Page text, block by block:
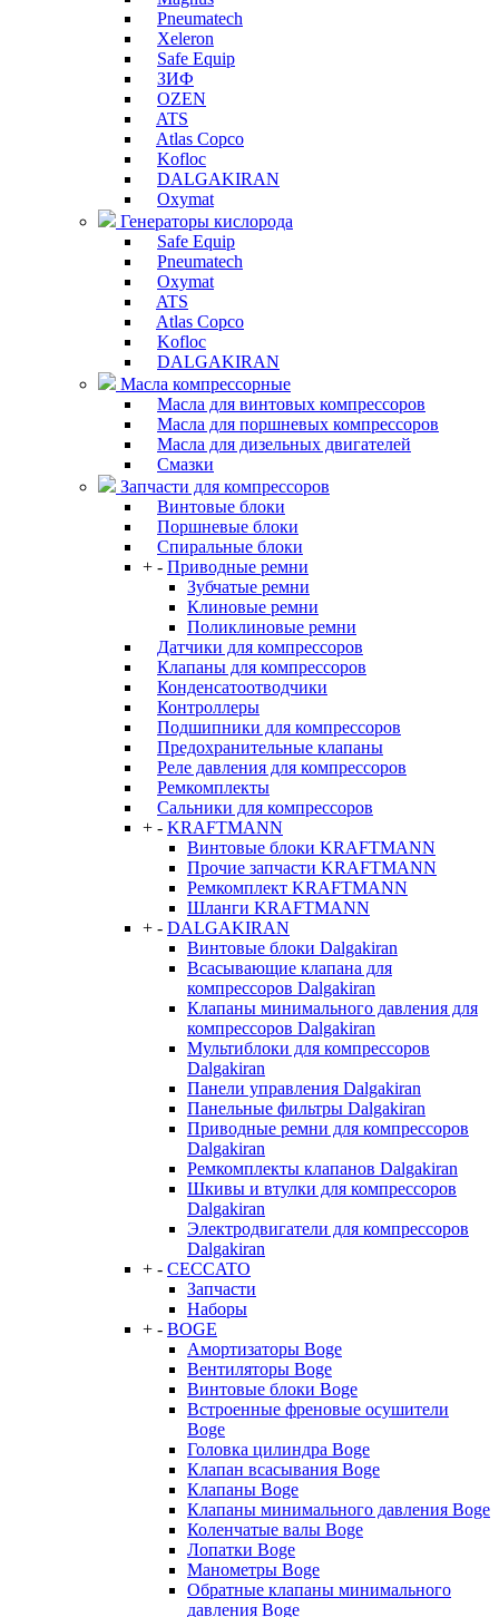
Pneumatech
Xeleron
Safe Equip
ЗИФ
OZEN
ATS
Atlas Copco
Kofloc
DALGAKIRAN
Oxymat
Генераторы кислорода
Safe Equip
Pneumatech
Oxymat
ATS
Atlas Copco
Kofloc
DALGAKIRAN
Масла компрессорные
Масла для винтовых компрессоров
Масла для поршневых компрессоров
Масла для дизельных двигателей
Смазки
Запчасти для компрессоров
Винтовые блоки
Поршневые блоки
Спиральные блоки
+ - Приводные ремни
Зубчатые ремни
Клиновые ремни
Поликлиновые ремни
Датчики для компрессоров
Клапаны для компрессоров
Конденсатоотводчики
Контроллеры
Подшипники для компрессоров
Предохранительные клапаны
Реле давления для компрессоров
Ремкомплекты
Сальники для компрессоров
+ - KRAFTMANN
Винтовые блоки KRAFTMANN
Прочие запчасти KRAFTMANN
Ремкомплект KRAFTMANN
Шланги KRAFTMANN
+ - DALGAKIRAN
Винтовые блоки Dalgakiran
Всасывающие клапана для
компрессоров Dalgakiran
Клапаны минимального давления для
компрессоров Dalgakiran
Мультиблоки для компрессоров
Dalgakiran
Панели управления Dalgakiran
Панельные фильтры Dalgakiran
Приводные ремни для компрессоров
Dalgakiran
Ремкомплекты клапанов Dalgakiran
Шкивы и втулки для компрессоров
Dalgakiran
Электродвигатели для компрессоров
Dalgakiran
+ - CECCATO
Запчасти
Наборы
+ - BOGE
Амортизаторы Boge
Вентиляторы Boge
Винтовые блоки Boge
Встроенные френовые осушители
Boge
Головка цилиндра Boge
Клапан всасывания Boge
Клапаны Boge
Клапаны минимального давления Boge
Коленчатые валы Boge
Лопатки Boge
Манометры Boge
Обратные клапаны минимального
давления Boge